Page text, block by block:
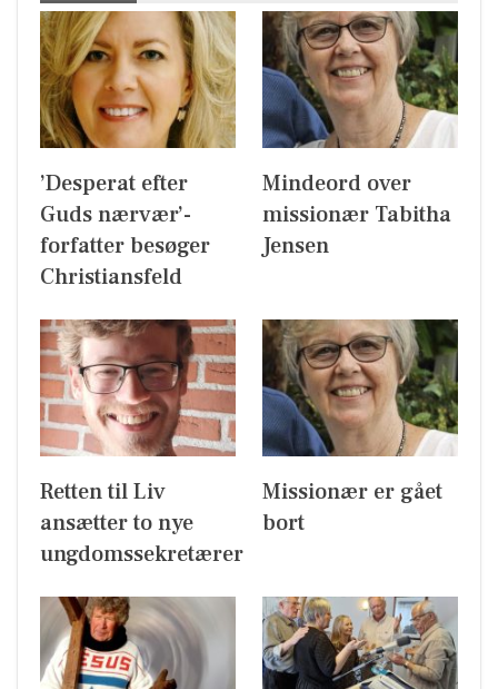
’Desperat efter
Guds nærvær’-
forfatter besøger
Christiansfeld
Mindeord over
missionær Tabitha
Jensen
Retten til Liv
ansætter to nye
ungdomssekretærer
Missionær er gået
bort